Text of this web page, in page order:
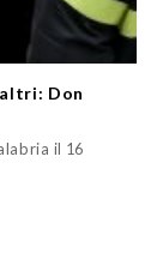
Don
il 16